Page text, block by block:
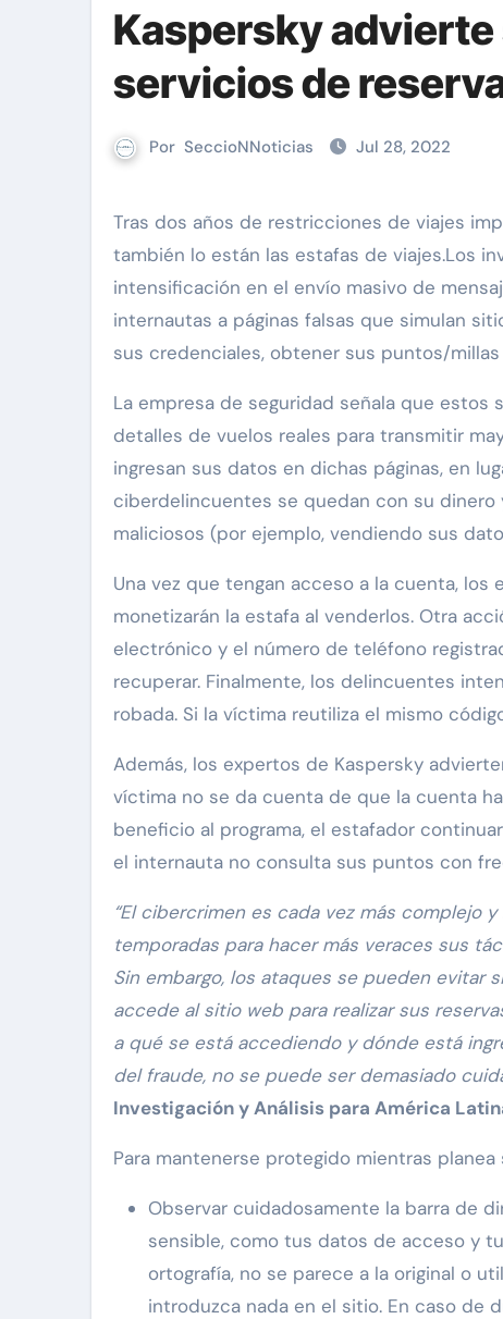
Kaspersky
servicios de
Por SeccioNNoticias Jul 28, 2022
Tras dos años de restricciones de viajes impuestas por la pandemia, los vuelos han vuelto. Pero
también lo están las estafas de viajes.Los
intensificación en el envío masivo de
internautas a páginas falsas que simulan
sus credenciales, obtener sus puntos/
La empresa de seguridad señala que estos
detalles de vuelos reales para transmitir
ingresan sus datos en dichas páginas, en
ciberdelincuentes se quedan con su
maliciosos (por ejemplo, vendiendo sus
Una vez que tengan acceso a la cuenta,
monetizarán la estafa al venderlos. Otra
electrónico y el número de teléfono
recuperar. Finalmente, los delincuentes
robada. Si la víctima reutiliza el mismo
Además, los expertos de Kaspersky
víctima no se da cuenta de que la cuenta
beneficio al programa, el estafador
el internauta no consulta sus puntos con
“El cibercrimen es cada vez más complejo
temporadas para hacer más veraces sus
Sin embargo, los ataques se pueden evitar
accede al sitio web para realizar sus
a qué se está accediendo y dónde está
del fraude, no se puede ser demasiado
Investigación y Análisis para América
Para mantenerse protegido mientras
Observar cuidadosamente la barra de
sensible, como tus datos de acceso y
ortografía, no se parece a la original o
introduzca nada en el sitio. En caso de